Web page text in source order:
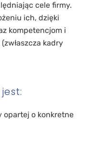
cele firmy.
ich, dzięki
kompetencjom i
kadry
o konkretne